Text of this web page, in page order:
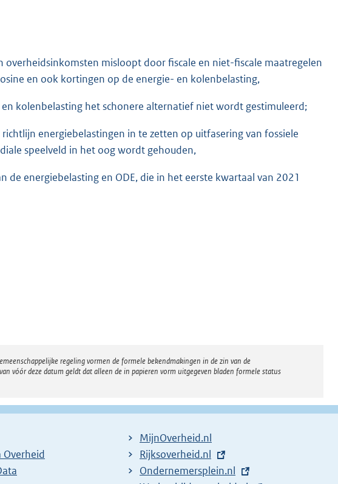
misloopt door fiscale en niet-fiscale maatregelen
en ook kortingen op de energie- en kolenbelasting,
kolenbelasting het schonere alternatief niet wordt gestimuleerd;
energiebelastingen in te zetten op uitfasering van fossiele
speelveld in het oog wordt gehouden,
de energiebelasting en ODE, die in het eerste kwartaal van 2021
regeling vormen de formele bekendmakingen in de zin van de
vóór deze datum geldt dat alleen de in papieren vorm uitgegeven bladen formele status
Overheid
MijnOverheid.nl
E
x
Rijksoverheid.nl
E
Ondernemersplein.nl